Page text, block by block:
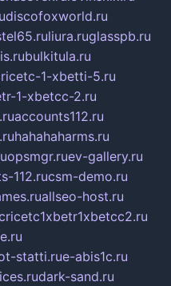
discofoxworld.ru
liura.ruglasspb.ru
bulkitula.ru
1-xbetti-5.ru
1-xbetcc-2.ru
accounts112.ru
hahahaharms.ru
opsmgr.ruev-gallery.ru
112.rucsm-demo.ru
allseo-host.ru
statti.rue-abis1c.ru
dark-sand.ru